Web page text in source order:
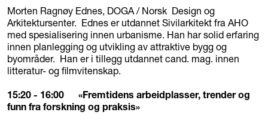
Morten Ragnøy Ednes, DOGA / Norsk Design og
Arkitektursenter. Ednes er utdannet Sivilarkitekt fra AHO
med spesialisering innen urbanisme. Han har solid erfaring
innen planlegging og utvikling av attraktive bygg og
byområder. Han er i tillegg utdannet cand. mag. innen
litteratur- og filmvitenskap.
15:20 - 16:00 «Fremtidens arbeidplasser, trender og
funn fra forskning og praksis»